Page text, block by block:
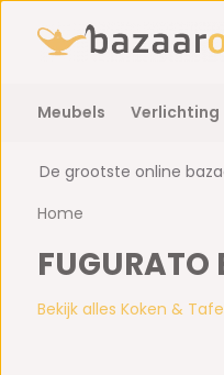
Meubels Verlichting
De grootste online
Home
Bekijk alles Koken &